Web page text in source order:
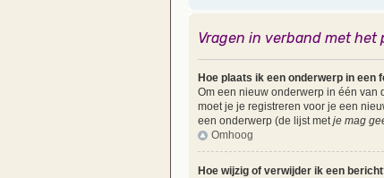
Vragen in verband met
Hoe plaats ik een onderwerp in een
Om een nieuw onderwerp in één van
moet je je registreren voor je een
een onderwerp (de lijst met je mag
Omhoog
Hoe wijzig of verwijder ik een